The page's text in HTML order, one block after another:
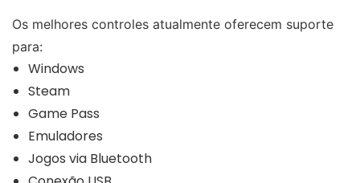
Os melhores controles atualmente oferecem suporte
para:
Windows
Steam
Game Pass
Emuladores
Jogos via Bluetooth